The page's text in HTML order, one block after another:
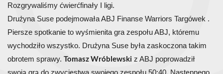
Rozgrywaliśmy ćwierćfinały I ligi.
Drużyna Suse podejmowała ABJ Finanse Warriors Targówek .
Piersze spotkanie to wyśmienita gra zespołu ABJ, któremu
wychodziło wszystko. Drużyna Suse była zaskoczona takim
obrotem sprawy. Tomasz Wróblewski z ABJ poprowadził